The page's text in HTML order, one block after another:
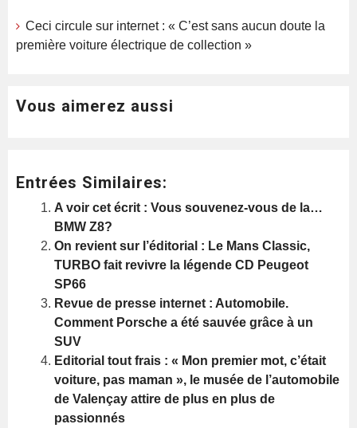
Ceci circule sur internet : « C’est sans aucun doute la
première voiture électrique de collection »
Vous aimerez aussi
Entrées Similaires:
A voir cet écrit : Vous souvenez-vous de la…
BMW Z8?
On revient sur l’éditorial : Le Mans Classic,
TURBO fait revivre la légende CD Peugeot
SP66
Revue de presse internet : Automobile.
Comment Porsche a été sauvée grâce à un
SUV
Editorial tout frais : « Mon premier mot, c’était
voiture, pas maman », le musée de l’automobile
de Valençay attire de plus en plus de
passionnés